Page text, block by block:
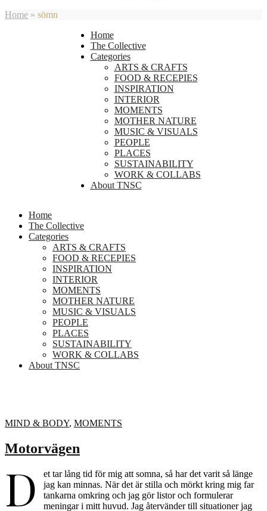
Home » sömn
Home
The Collective
Categories
ARTS & CRAFTS
FOOD & RECEPIES
INSPIRATION
INTERIOR
MOMENTS
MOTHER NATURE
MUSIC & VISUALS
PEOPLE
PLACES
SUSTAINABILITY
WORK & COLLABS
About TNSC
Home
The Collective
Categories
ARTS & CRAFTS
FOOD & RECEPIES
INSPIRATION
INTERIOR
MOMENTS
MOTHER NATURE
MUSIC & VISUALS
PEOPLE
PLACES
SUSTAINABILITY
WORK & COLLABS
About TNSC
MIND & BODY, MOMENTS
Motorvägen
D
et tar lång tid för mig att somna, så har det varit så länge
jag kan minnas. När det är stilla och mörkt kring mig far
tankarna omkring och jag gör listor och formulerar
meningar i mitt huvud. Jag återvänder till situationer jag